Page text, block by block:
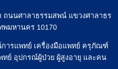
ถนนศาลาธรรมสพน์ แขวงศาลาธร
พมหานคร 10170
ารแพทย์ เครื่องมือแพทย์ ครุภัณฑ์
ย์ อุปกรณ์ผู้ป่วย ผู้สูงอายุ และคน